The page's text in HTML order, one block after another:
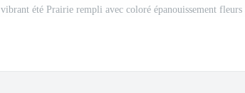
vibrant été Prairie rempli avec coloré épanouissement fleurs